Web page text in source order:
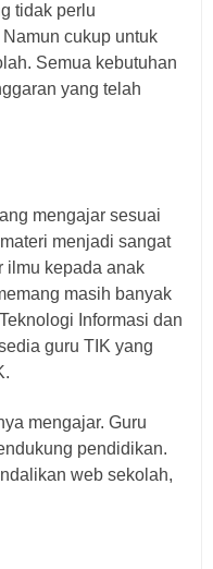
tidak perlu
cukup untuk
Semua kebutuhan
yang telah
mengajar sesuai
menjadi sangat
ilmu kepada anak
masih banyak
Informasi dan
guru TIK yang
mengajar. Guru
pendidikan.
web sekolah,